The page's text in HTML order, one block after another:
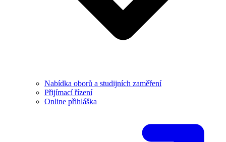
Nabídka oborů a studijních zaměření
Přijímací řízení
Online přihláška